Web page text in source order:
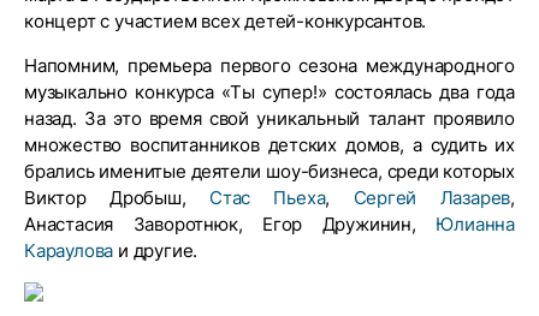
концерт с участием всех детей-конкурсантов.
Напомним, премьера первого сезона международного
музыкально конкурса «Ты супер!» состоялась два года
назад. За это время свой уникальный талант проявило
множество воспитанников детских домов, а судить их
брались именитые деятели шоу-бизнеса, среди которых
Виктор Дробыш, Стас Пьеха, Сергей Лазарев,
Анастасия Заворотнюк, Егор Дружинин, Юлианна
Караулова и другие.